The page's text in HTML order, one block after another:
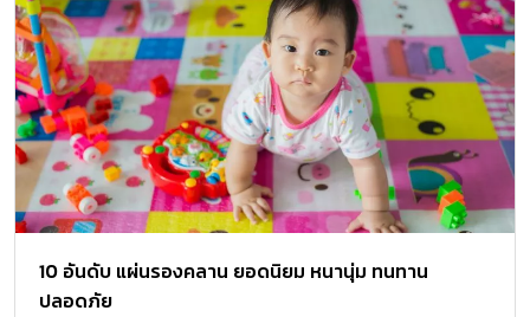
10 อันดับ แผ่นรองคลาน ยอดนิยม หนานุ่ม ทนทาน
ปลอดภัย